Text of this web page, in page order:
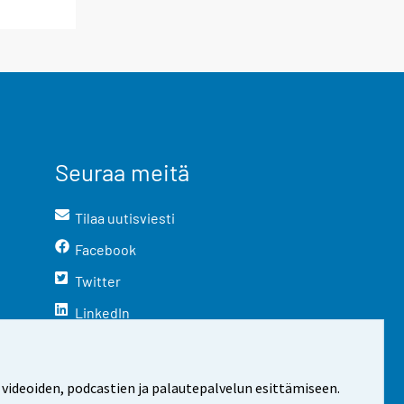
podcastien ja palautepalvelun esittämiseen.
Seuraa meitä
Tilaa uutisviesti
Facebook
Twitter
LinkedIn